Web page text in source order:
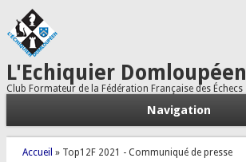
L'Echiquier Domloupéen
Club Formateur de la Fédération Française des Échecs
Navigation
Vous êtes ici
Accueil » Top12F 2021 - Communiqué de presse